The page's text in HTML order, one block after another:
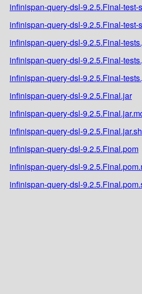
infinispan-query-dsl-9.2.5.Final-test-
infinispan-query-dsl-9.2.5.Final-test-
infinispan-query-dsl-9.2.5.Final-
infinispan-query-dsl-9.2.5.Final-
infinispan-query-dsl-9.2.5.Final-
infinispan-query-dsl-9.2.5.Final.jar
infinispan-query-dsl-
infinispan-query-dsl-
infinispan-query-dsl-9.2.5.Final.pom
infinispan-query-dsl-
infinispan-query-dsl-